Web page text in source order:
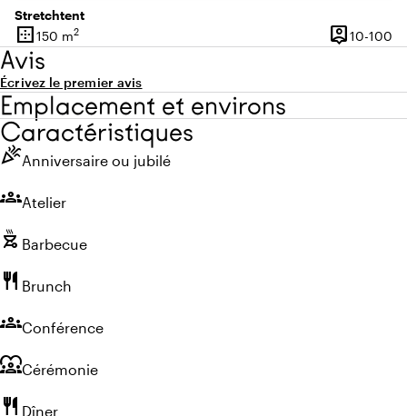
Stretchtent
border_outer
Superficie
150 m2 person_pin
Capacité
10-100
Avis
Écrivez le premier avis
Emplacement et environs
Caractéristiques
celebrationAnniversaire ou jubilé
groupsAtelier
outdoor_grill Barbecue
restaurant Brunch
groupsConférence
diversity_1Cérémonie
restaurant Dîner